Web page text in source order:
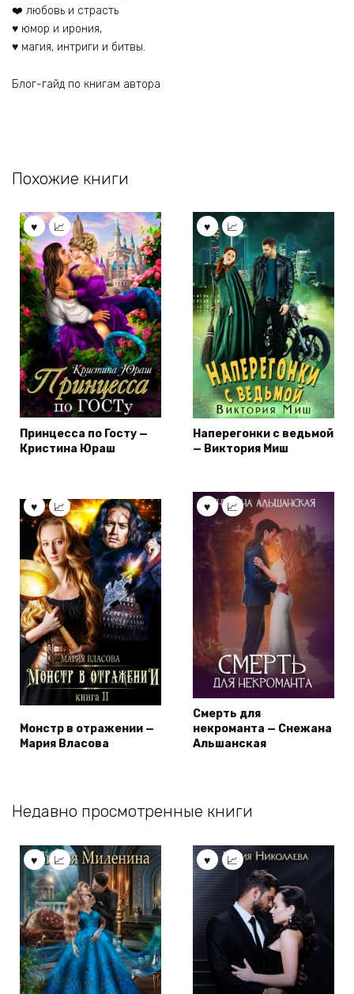
❤️ любовь и страсть
♥ юмор и ирония,
♥ магия, интриги и битвы.
Блог-гайд по книгам автора
Похожие книги
Принцесса по Госту —
Кристина Юраш
Наперегонки с ведьмой
— Виктория Миш
Монстр в отражении —
Мария Власова
Смерть для
некроманта — Снежана
Альшанская
Недавно просмотренные книги